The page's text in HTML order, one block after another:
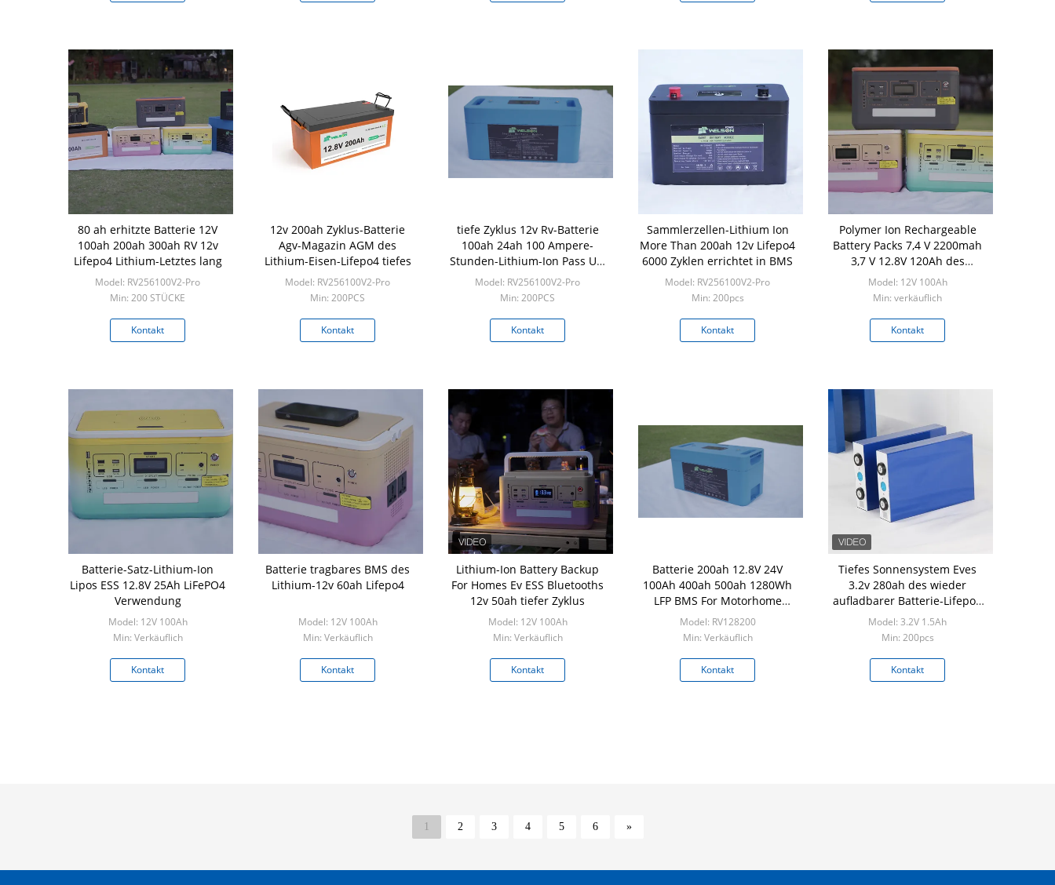
80 ah erhitzte Batterie 12V
100ah 200ah 300ah RV 12v
Lifepo4 Lithium-Letztes lang
Model: RV256100V2-Pro
Min: 200 STÜCKE
Kontakt
12v 200ah Zyklus-Batterie
Agv-Magazin AGM des
Lithium-Eisen-Lifepo4 tiefes
Model: RV256100V2-Pro
Min: 200PCS
Kontakt
tiefe Zyklus 12v Rv-Batterie
100ah 24ah 100 Ampere-
Stunden-Lithium-Ion Pass UL-
BIS-Bescheinigungen
Model: RV256100V2-Pro
Min: 200PCS
Kontakt
Sammlerzellen-Lithium Ion
More Than 200ah 12v Lifepo4
6000 Zyklen errichtet in BMS
Model: RV256100V2-Pro
Min: 200pcs
Kontakt
Polymer Ion Rechargeable
Battery Packs 7,4 V 2200mah
3,7 V 12.8V 120Ah des
Lithium-12v
Model: 12V 100Ah
Min: verkäuflich
Kontakt
Batterie-Satz-Lithium-Ion
Lipos ESS 12.8V 25Ah LiFePO4
Verwendung
Model: 12V 100Ah
Min: Verkäuflich
Kontakt
Batterie tragbares BMS des
Lithium-12v 60ah Lifepo4
Model: 12V 100Ah
Min: Verkäuflich
Kontakt
Lithium-Ion Battery Backup
For Homes Ev ESS Bluetooths
12v 50ah tiefer Zyklus
Model: 12V 100Ah
Min: Verkäuflich
Kontakt
Batterie 200ah 12.8V 24V
100Ah 400ah 500ah 1280Wh
LFP BMS For Motorhome
Golfmobil RV LiFePO4
Model: RV128200
Min: Verkäuflich
Kontakt
Tiefes Sonnensystem Eves
3.2v 280ah des wieder
aufladbarer Batterie-Lifepo4
Zyklus-12V
Model: 3.2V 1.5Ah
Min: 200pcs
Kontakt
1 2 3 4 5 6 »